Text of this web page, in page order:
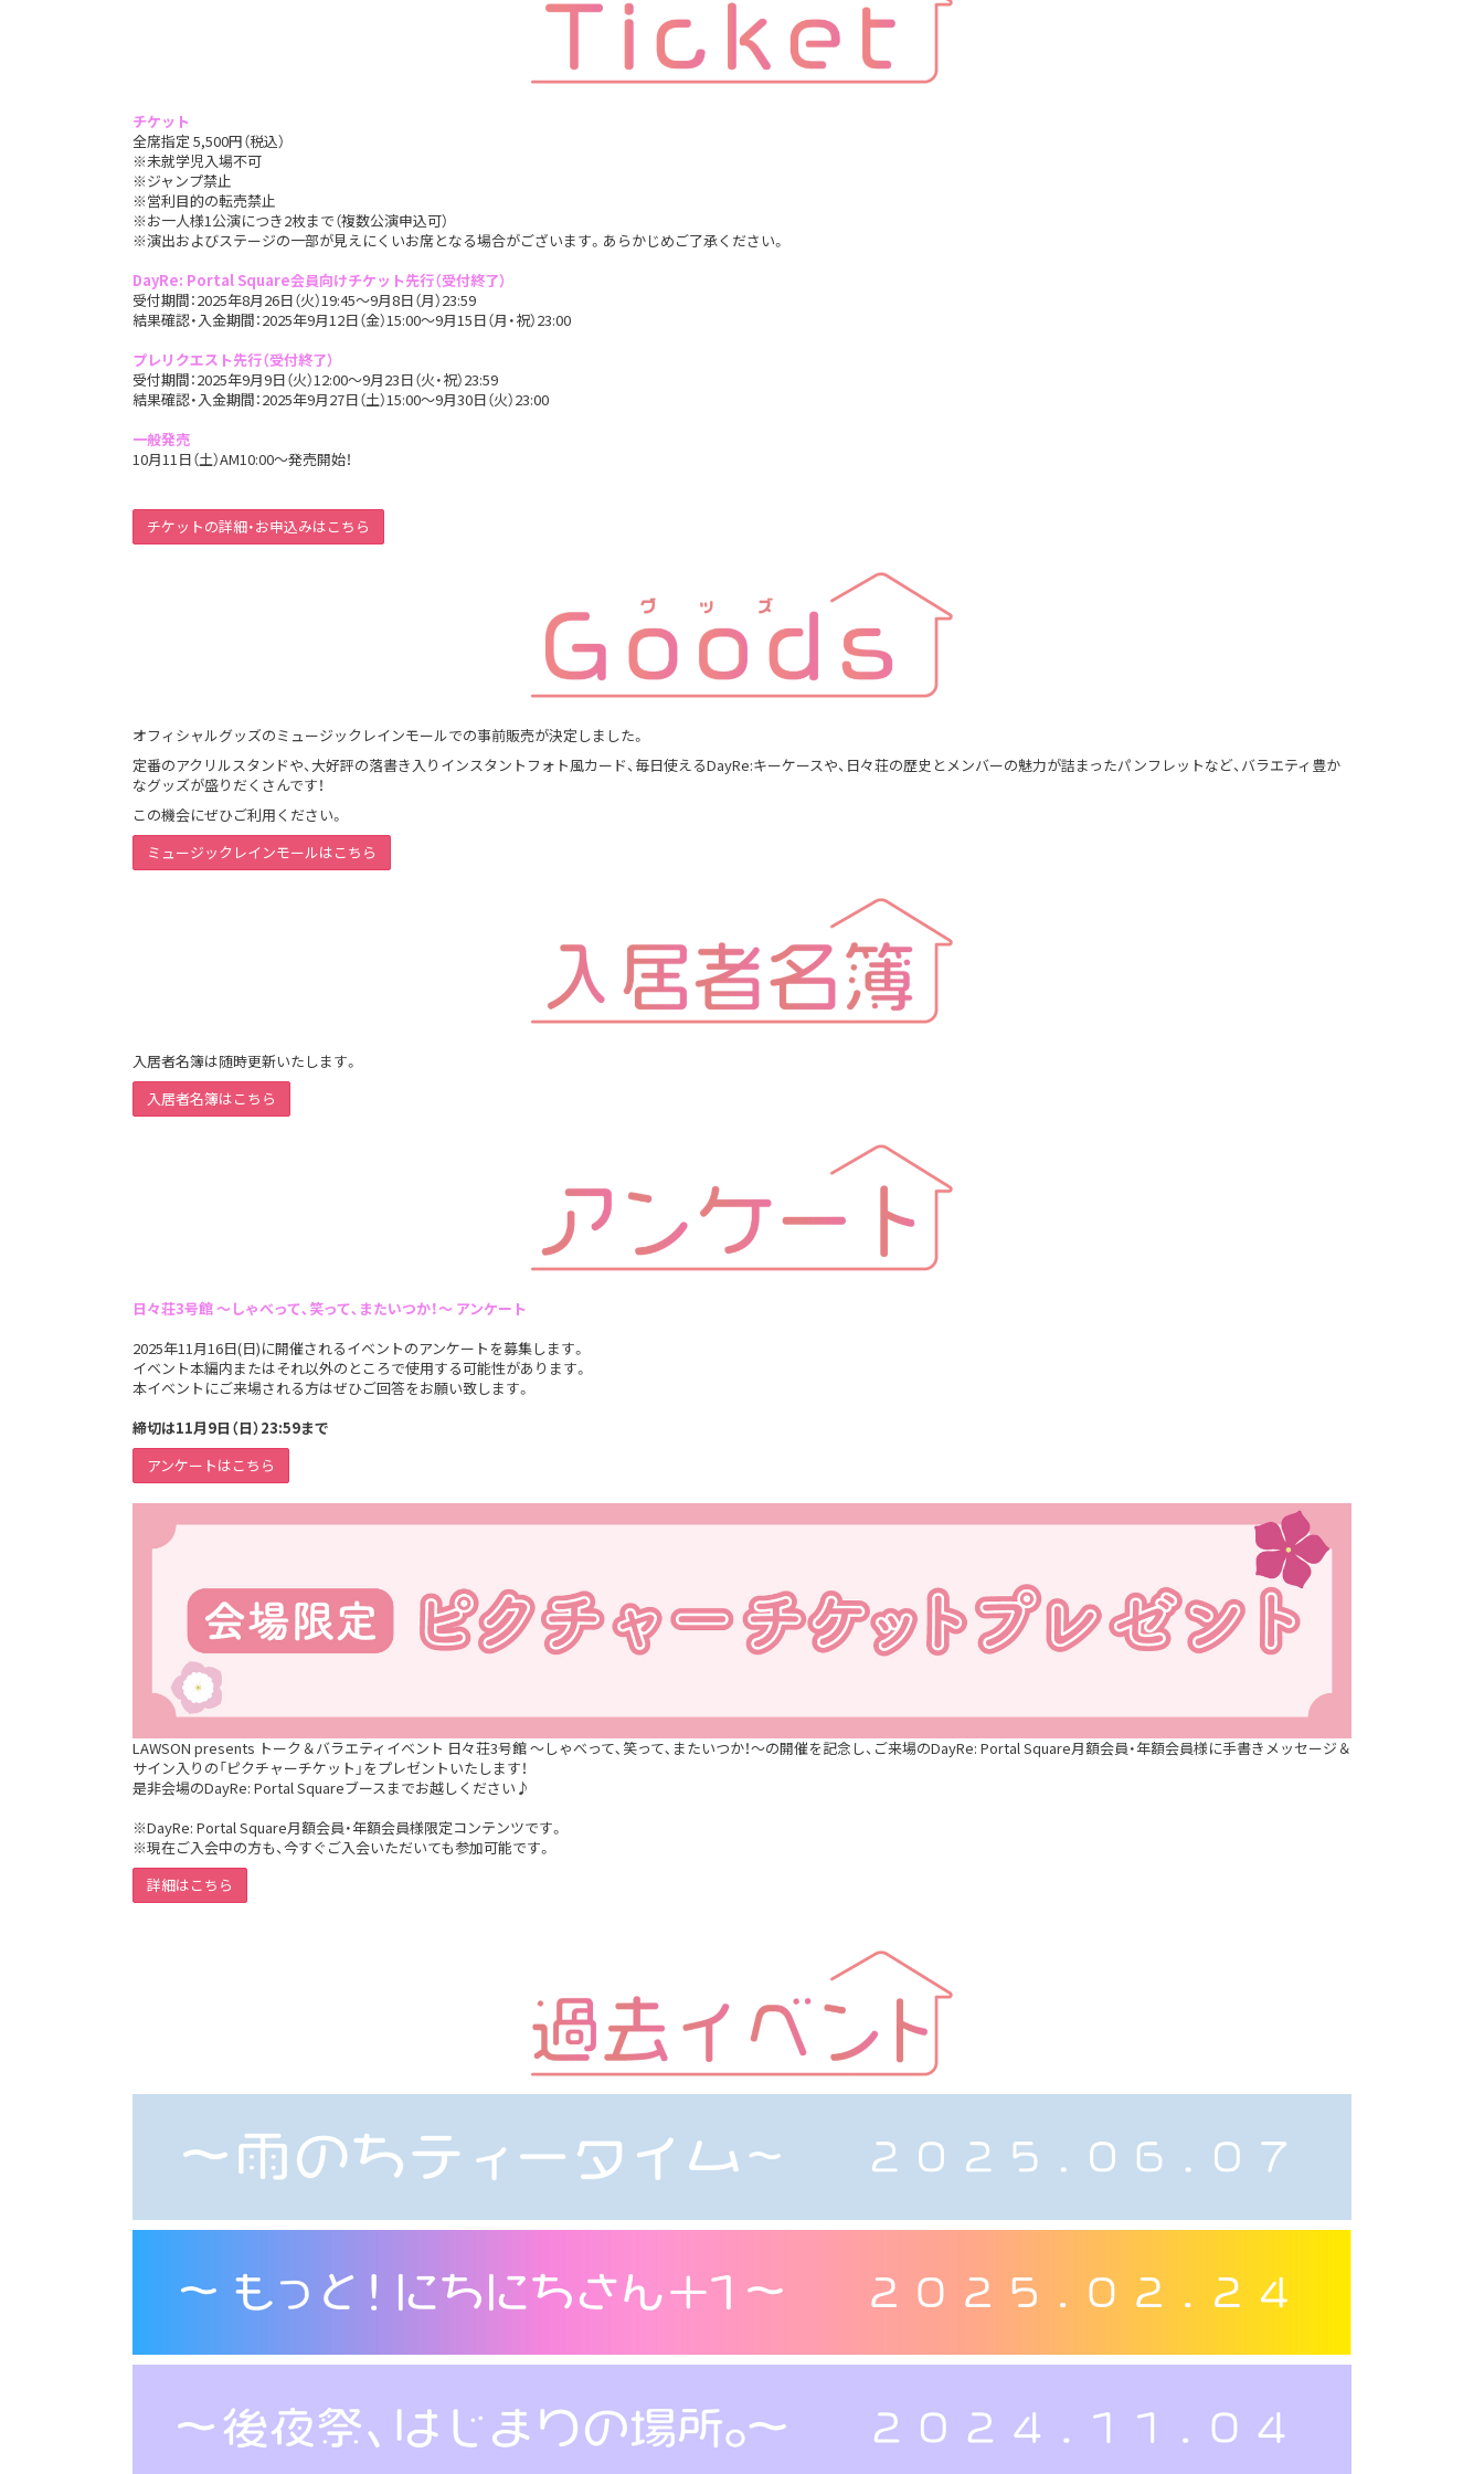
チケット
全席指定 5,500円（税込）
※未就学児入場不可
※ジャンプ禁止
※営利目的の転売禁止
※お一人様1公演につき2枚まで（複数公演申込可）
※演出およびステージの一部が見えにくいお席となる場合がございます。あらかじめご了承ください。
DayRe: Portal Square会員向けチケット先行（受付終了）
受付期間：2025年8月26日（火）19:45～9月8日（月）23:59
結果確認・入金期間：2025年9月12日（金）15:00～9月15日（月・祝）23:00​
プレリクエスト先行（受付終了）
受付期間：2025年9月9日（火）12:00～9月23日（火・祝）23:59
結果確認・入金期間：2025年9月27日（土）15:00～9月30日（火）23:00​
一般発売
10月11日（土）AM10:00～発売開始！
チケットの詳細・お申込みはこちら
オフィシャルグッズのミュージックレインモールでの事前販売が決定しました。
定番のアクリルスタンドや、大好評の落書き入りインスタントフォト風カード、毎日使えるDayRe:キーケースや、日々荘の歴史とメンバーの魅力が詰まったパンフレットなど、バラエティ豊か
なグッズが盛りだくさんです！
この機会にぜひご利用ください。
ミュージックレインモールはこちら
入居者名簿は随時更新いたします。
入居者名簿はこちら
日々荘3号館 ～しゃべって､笑って､またいつか！～ アンケート
2025年11月16日(日)に開催されるイベントのアンケートを募集します。
イベント本編内またはそれ以外のところで使用する可能性があります。
本イベントにご来場される方はぜひご回答をお願い致します。
締切は11月9日（日）23:59まで
アンケートはこちら
LAWSON presents トーク＆バラエティイベント 日々荘3号館 〜しゃべって､笑って､またいつか！〜の開催を記念し、ご来場のDayRe: Portal Square月額会員・年額会員様に手書きメッセージ＆
サイン入りの「ピクチャーチケット」をプレゼントいたします！
是非会場のDayRe: Portal Squareブースまでお越しください♪
※DayRe: Portal Square月額会員・年額会員様限定コンテンツです。
※現在ご入会中の方も、今すぐご入会いただいても参加可能です。
詳細はこちら